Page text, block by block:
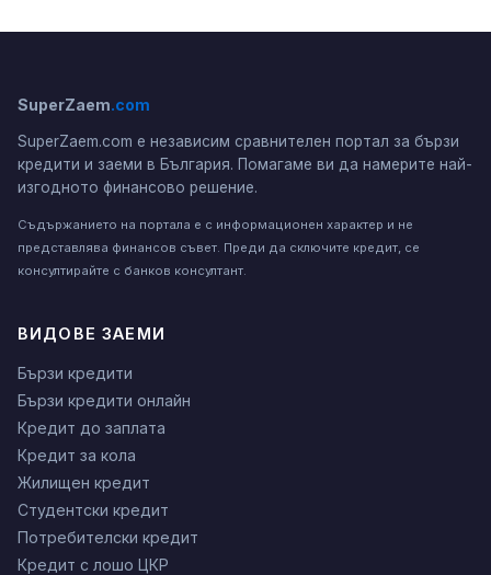
SuperZaem.com
SuperZaem.com е независим сравнителен портал за бързи
кредити и заеми в България. Помагаме ви да намерите най-
изгодното финансово решение.
Съдържанието на портала е с информационен характер и не
представлява финансов съвет. Преди да сключите кредит, се
консултирайте с банков консултант.
ВИДОВЕ ЗАЕМИ
Бързи кредити
Бързи кредити онлайн
Кредит до заплата
Кредит за кола
Жилищен кредит
Студентски кредит
Потребителски кредит
Кредит с лошо ЦКР